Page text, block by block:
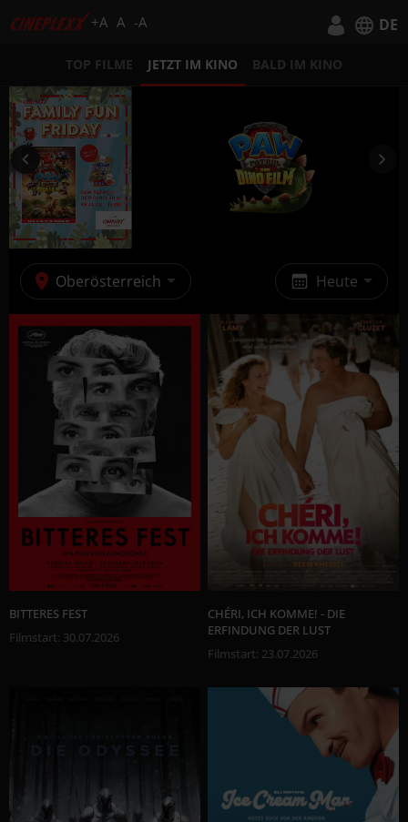
+A A -A DE
Deutsch
TOP FILME JETZT IM KINO BALD IM KINO
Oberösterreich Heute
BITTERES FEST
Filmstart: 30.07.2026
CHÉRI, ICH KOMME! - DIE
ERFINDUNG DER LUST
Filmstart: 23.07.2026